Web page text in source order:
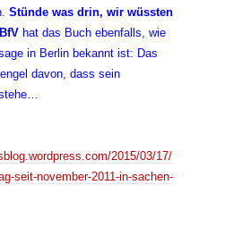
Stünde was drin, wir wüssten
BfV hat das Buch ebenfalls, wie
in Berlin bekannt ist: Das
davon, dass sein
2015/03/17/
seit-november-2011-in-sachen-